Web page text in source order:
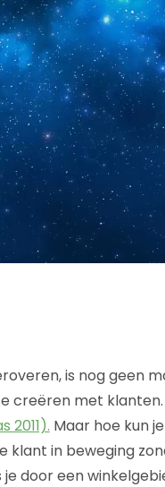
is nog geen
creëren met
2011). Maar hoe kun
klant in beweging
door een